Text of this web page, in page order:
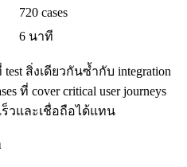
720 cases
6 นาที
test สิ่งเดียวกันซ้ำกับ integration
ที่ cover critical user journeys
ร็วและเชื่อถือได้แทน